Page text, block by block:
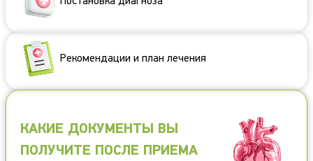
Рекомендации и план лечения
КАКИЕ ДОКУМЕНТЫ ВЫ
ПОЛУЧИТЕ ПОСЛЕ ПРИЕМА